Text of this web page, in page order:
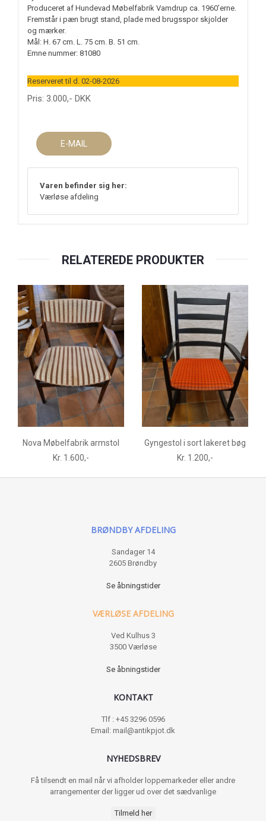
Produceret af Hundevad Møbelfabrik Vamdrup ca. 1960’erne.
Fremstår i pæn brugt stand, plade med brugsspor skjolder
og mærker.
Mål: H. 67 cm. L. 75 cm. B. 51 cm.
Emne nummer: 81080
Reserveret til d. 02-08-2026
Pris: 3.000,- DKK
E-MAIL
Varen befinder sig her:
Værløse afdeling
RELATEREDE PRODUKTER
Nova Møbelfabrik armstol
Kr. 1.600,-
Gyngestol i sort lakeret bøg
Kr. 1.200,-
BRØNDBY AFDELING
Sandager 14
2605 Brøndby
Se åbningstider
VÆRLØSE AFDELING
Ved Kulhus 3
3500 Værløse
Se åbningstider
KONTAKT
Tlf : +45 3296 0596
Email: mail@antikpjot.dk
NYHEDSBREV
Få tilsendt en mail når vi afholder loppemarkeder eller andre
arrangementer der ligger ud over det sædvanlige
Tilmeld her